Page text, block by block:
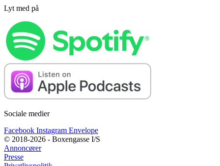
Lyt med på
Sociale medier
Facebook Instagram Envelope
© 2018-2026 - Boxengasse I/S
Annoncører
Presse